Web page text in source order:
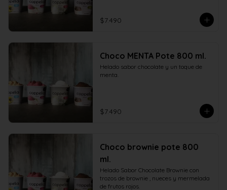
$7.490
Choco MENTA Pote 800 ml.
Helado sabor chocolate y un toque de
menta.
$7.490
Choco brownie pote 800
ml.
Helado Sabor Chocolate Brownie con
trozos de brownie , nueces y mermelada
de frutos rojos.